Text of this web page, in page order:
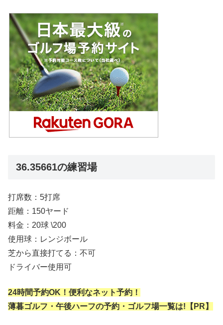
36.35661の練習場
打席数：5打席
距離：150ヤード
料金：20球 \200
使用球：レンジボール
芝から直接打てる：不可
ドライバー使用可
24時間予約OK！便利なネット予約！
薄暮ゴルフ・午後ハーフの予約・ゴルフ場一覧は!【PR】